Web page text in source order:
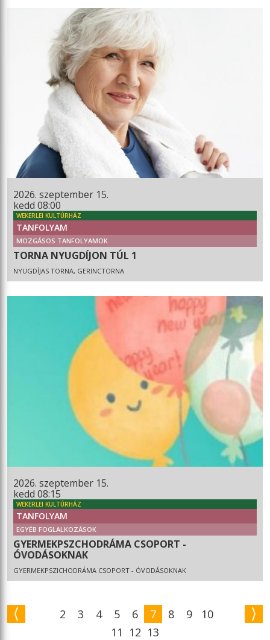
2026. szeptember 15.
kedd 08:00
WEKERLEI KULTÚRHÁZ
TANFOLYAM
MOZGÁSOS TANFOLYAMOK
TORNA NYUGDÍJON TÚL 1
NYUGDÍJAS TORNA, GERINCTORNA
2026. szeptember 15.
kedd 08:15
WEKERLEI KULTÚRHÁZ
TANFOLYAM
EGYÉB FOGLALKOZÁSOK
GYERMEKPSZCHODRÁMA CSOPORT -
ÓVODÁSOKNAK
GYERMEKPSZICHODRÁMA CSOPORT - ÓVODÁSOKNAK
2 3 4 5 6 7 8 9
10
11
12 13